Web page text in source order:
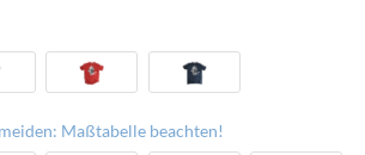
Maßtabelle beachten!